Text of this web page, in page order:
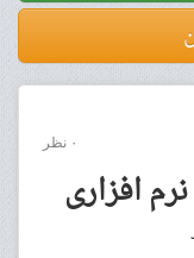
۰ نظر
افزاری